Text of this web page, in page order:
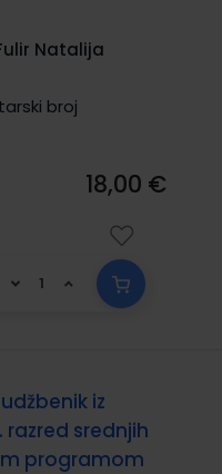
Natalija
broj
18,00 €
udžbenik iz
srednjih
programom